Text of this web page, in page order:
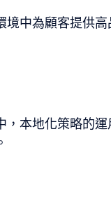
中為顧客提供
本地化策略的